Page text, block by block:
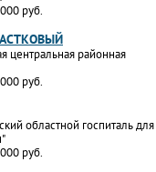
руб.
центральная районная
руб.
областной госпиталь для
руб.